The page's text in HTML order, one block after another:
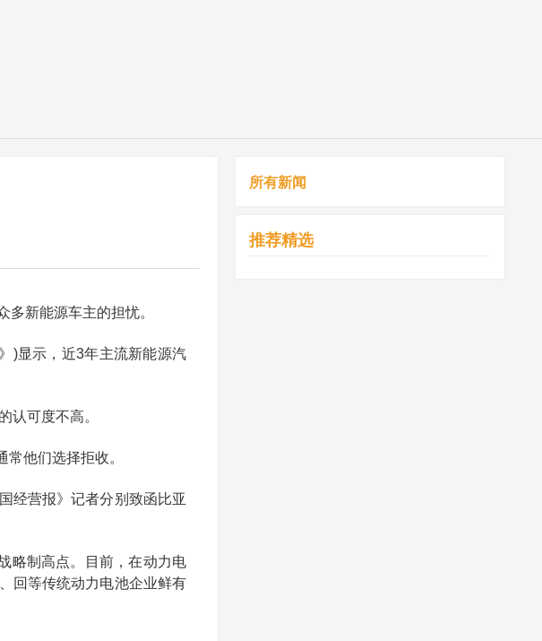
新能源车主的担忧。
)显示，近3年主流新能源汽
认可度不高。
他们选择拒收。
经营报》记者分别致函比亚
略制高点。目前，在动力电
回等传统动力电池企业鲜有
所有新闻
推荐精选